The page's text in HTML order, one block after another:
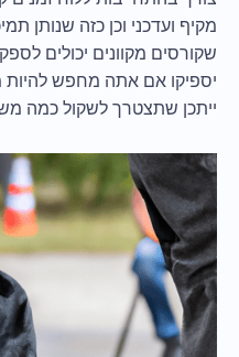
מקיף ועדכני וכן כזה שנותן
שקורסים מקוונים יכולים
יספיקו אם אתה מחפש להיות
ייתכן שתצטרך לשקול כמה